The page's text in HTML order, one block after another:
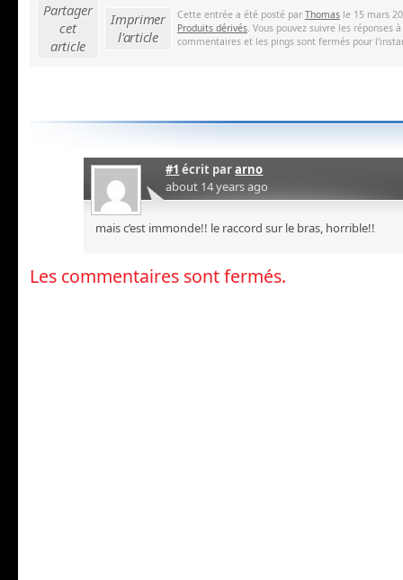
Partager
cet
article
Imprimer
l'article
Cette entrée a été posté par Thomas le 15 mars
Produits dérivés. Vous pouvez suivre les réponses
commentaires et les pings sont fermés pour
#1 écrit pararno
about 14 years ago
mais c’est immonde!! le raccord sur le bras, horrible!!
Les commentaires sont fermés.